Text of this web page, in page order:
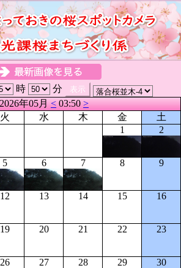
時
分
2026年05月<03:50>
火 水 木 金
土
1
2
5 6 7 8 9
12 13 14 15 16
19 20 21 22 23
26 27 28 29 30